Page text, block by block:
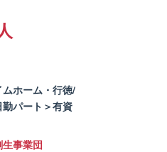
ホーム・行徳/
パート＞有資
事業団